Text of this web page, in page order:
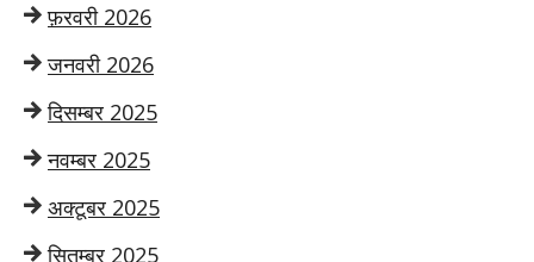
फ़रवरी 2026
जनवरी 2026
दिसम्बर 2025
नवम्बर 2025
अक्टूबर 2025
सितम्बर 2025